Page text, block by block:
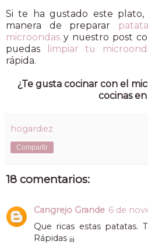
Si te ha gustado este
manera de preparar
microondas y nuestro post
puedas
limpiar tu
rápida.
¿Te gusta cocinar con el
cocinas
hogardiez
Compartir
18 comentarios:
Cangrejo Grande 6 de
Que ricas estas patatas.
Rápidas ¡¡¡